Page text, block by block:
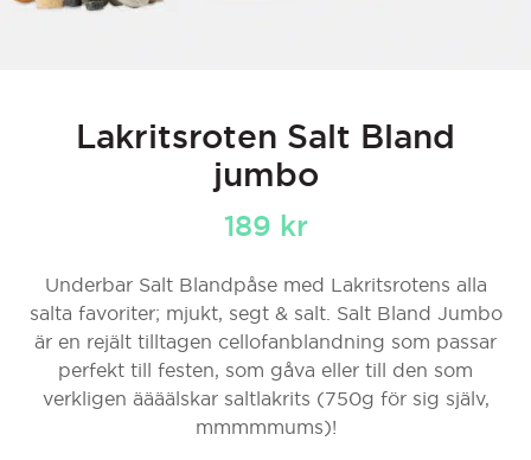
Lakritsroten Salt Bland
jumbo
189 kr
Underbar Salt Blandpåse med Lakritsrotens alla
salta favoriter; mjukt, segt & salt. Salt Bland Jumbo
är en rejält tilltagen cellofanblandning som passar
perfekt till festen, som gåva eller till den som
verkligen äääälskar saltlakrits (750g för sig själv,
mmmmmums)!